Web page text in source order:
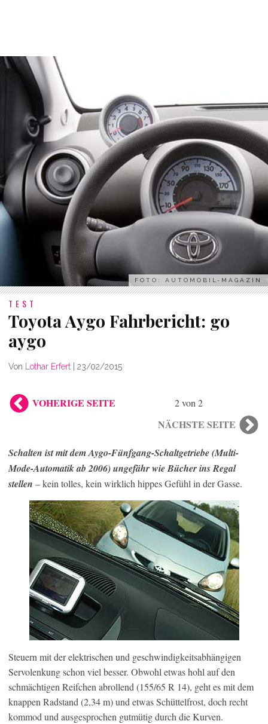
FOTO: AUTOMOBIL-MAGAZIN
TEST
Toyota Aygo Fahrbericht: go
aygo
Von Lothar Erfert 23/02/2015
VOHERIGE SEITE 2 von 2
NÄCHSTE SEITE
Schalten ist mit dem Aygo-Fünfgang-Schaltgetriebe (Multi-
Mode-Automatik ab 2006) ungefähr wie Bücher ins Regal
stellen – kein tolles, kein wirklich hippes Gefühl in der Gasse.
Steuern mit der elektrischen und geschwindigkeitsabhängigen
Servolenkung schon viel besser. Obwohl etwas hohl auf den
schmächtigen Reifchen abrollend (155/65 R 14), geht es mit dem
knappen Radstand (2,34 m) und etwas Schüttelfrost, doch recht
kommod und ausgesprochen gutmütig durch die Kurven.